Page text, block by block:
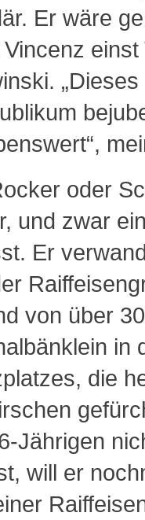
Er wäre
oder
und zwar
Er
von über
in
die
Jährigen
will er